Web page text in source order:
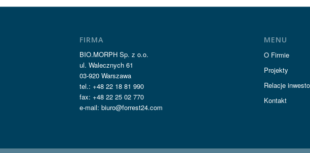
FIRMA
BIO.MORPH Sp. z o.o.
ul. Walecznych 61
03-920 Warszawa
tel.: +48 22 18 81 990
fax: +48 22 25 02 770
e-mail: biuro@forrest24.com
MENU
O Firmie
Projekty
Relacje
Kontakt